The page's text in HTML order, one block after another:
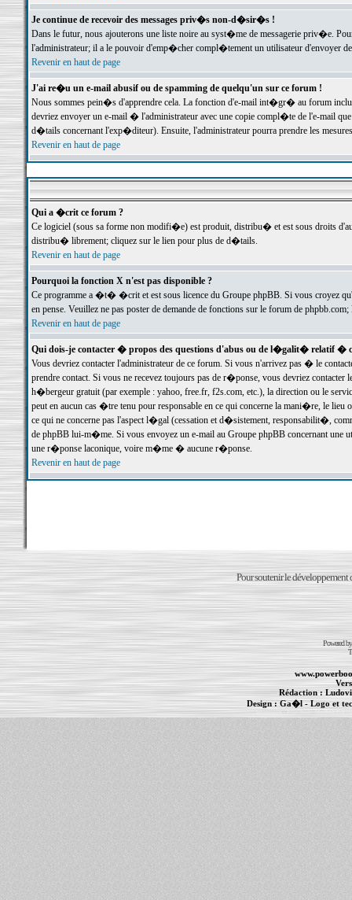
Je continue de recevoir des messages priv�s non-d�sir�s !
Dans le futur, nous ajouterons une liste noire au syst�me de messagerie priv�e.
l'administrateur; il a le pouvoir d'emp�cher compl�tement un utilisateur d'envoyer
Revenir en haut de page
J'ai re�u un e-mail abusif ou de spamming de quelqu'un sur ce forum !
Nous sommes pein�s d'apprendre cela. La fonction d'e-mail int�gr� au forum inclut
devriez envoyer un e-mail � l'administrateur avec une copie compl�te de l'e-mail
d�tails concernant l'exp�diteur). Ensuite, l'administrateur pourra prendre les
Revenir en haut de page
Qui a �crit ce forum ?
Ce logiciel (sous sa forme non modifi�e) est produit, distribu� et est sous droits
distribu� librement; cliquez sur le lien pour plus de d�tails.
Revenir en haut de page
Pourquoi la fonction X n'est pas disponible ?
Ce programme a �t� �crit et est sous licence du Groupe phpBB. Si vous croyez
en pense. Veuillez ne pas poster de demande de fonctions sur le forum de
Revenir en haut de page
Qui dois-je contacter � propos des questions d'abus ou de l�galit� relatif �
Vous devriez contacter l'administrateur de ce forum. Si vous n'arrivez pas � le
prendre contact. Si vous ne recevez toujours pas de r�ponse, vous devriez
h�bergeur gratuit (par exemple : yahoo, free.fr, f2s.com, etc.), la direction ou le
peut en aucun cas �tre tenu pour responsable en ce qui concerne la mani�re, le
ce qui ne concerne pas l'aspect l�gal (cessation et d�sistement, responsabilit�,
de phpBB lui-m�me. Si vous envoyez un e-mail au Groupe phpBB concernant une
une r�ponse laconique, voire m�me � aucune r�ponse.
Revenir en haut de page
Pour soutenir le développement
Powered
Rédaction :
Design :Ga�l- Logo et
Informations :